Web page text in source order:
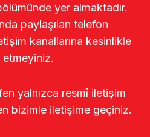
yer almaktadır.
paylaşılan telefon
kanallarına kesinlikle
etmeyiniz.
yalnızca resmî iletişim
bizimle iletişime geçiniz.